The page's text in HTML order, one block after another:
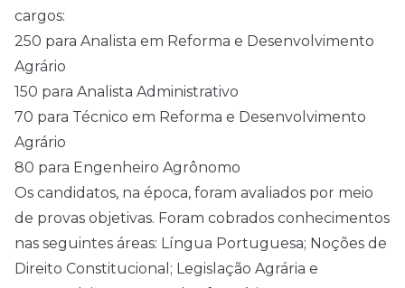
cargos:
250 para Analista em Reforma e Desenvolvimento
Agrário
150 para Analista Administrativo
70 para Técnico em Reforma e Desenvolvimento
Agrário
80 para Engenheiro Agrônomo
Os candidatos, na época, foram avaliados por meio
de provas objetivas. Foram cobrados conhecimentos
nas seguintes áreas: Língua Portuguesa; Noções de
Direito Constitucional; Legislação Agrária e